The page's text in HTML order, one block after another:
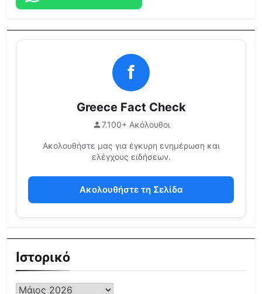
f
Greece Fact Check
7.100+ Ακόλουθοι
Ακολουθήστε μας για έγκυρη ενημέρωση και
ελέγχους ειδήσεων.
Ακολουθήστε τη Σελίδα
Ιστορικό